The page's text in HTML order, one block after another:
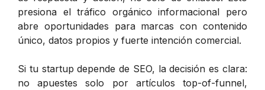
presiona el tráfico orgánico informacional pero
abre oportunidades para marcas con contenido
único, datos propios y fuerte intención comercial.
Si tu startup depende de SEO, la decisión es clara:
no apuestes solo por artículos top-of-funnel,